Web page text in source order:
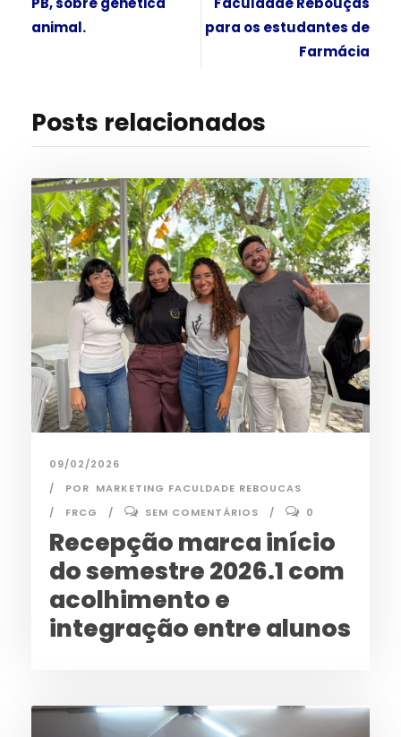
animal.
para os estudantes de
Farmácia
Posts relacionados
09/02/2026
POR MARKETING FACULDADE REBOUCAS
FRCG
SEM COMENTÁRIOS 0
Recepção marca início
do semestre 2026.1 com
acolhimento e
integração entre alunos